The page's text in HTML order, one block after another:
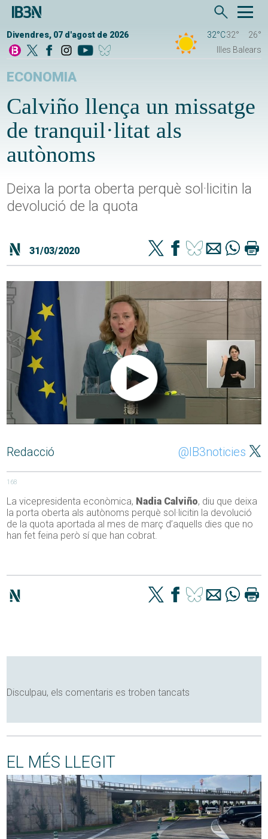
Divendres, 07 d'agost de 2026 32°C32°
26°
Illes Balears
ECONOMIA
Calviño llença un missatge
de tranquil·litat als
autònoms
Deixa la porta oberta perquè sol·licitin la
devolució de la quota
31/03/2020
Redacció @IB3noticies
168
La vicepresidenta econòmica, Nadia Calviño, diu que deixa
la porta oberta als autònoms perquè sol·licitin la devolució
de la quota aportada al mes de març d’aquells dies que no
han fet feina però sí que han cobrat.
Disculpau, els comentaris es troben tancats
EL MÉS LLEGIT